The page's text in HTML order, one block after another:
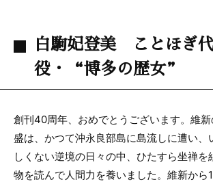
白駒妃登美 ことほぎ
役・“博多の歴女”
創刊40周年、おめでとうございます。維
盛は、かつて沖永良部島に島流しに遭い、
しくない逆境の日々の中、ひたすら坐禅
物を読んで人間力を養いました。維新から